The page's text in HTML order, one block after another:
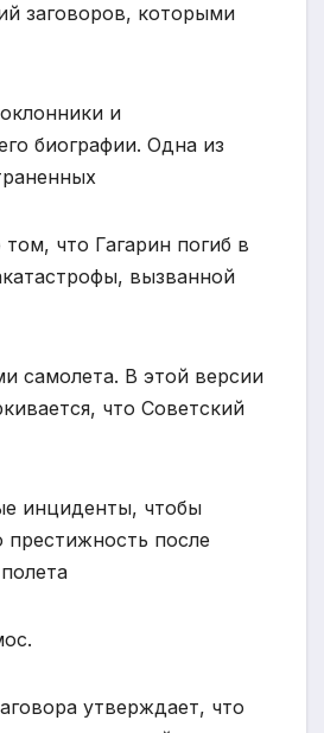
заговоров, которыми
и
биографии. Одна из
том, что Гагарин погиб в
вызванной
самолета. В этой версии
что Советский
инциденты, чтобы
после
утверждает, что